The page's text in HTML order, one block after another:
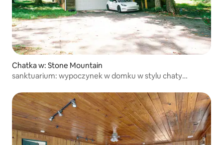
Chatka w: Stone Mountain
sanktuarium: wypoczynek w domku w stylu chaty